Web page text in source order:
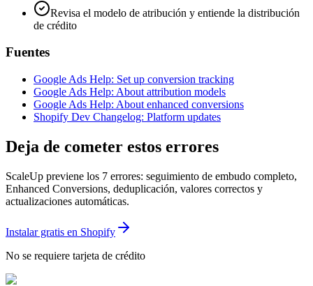
Revisa el modelo de atribución y entiende la distribución
de crédito
Fuentes
Google Ads Help: Set up conversion tracking
Google Ads Help: About attribution models
Google Ads Help: About enhanced conversions
Shopify Dev Changelog: Platform updates
Deja de cometer estos errores
ScaleUp previene los 7 errores: seguimiento de embudo completo,
Enhanced Conversions, deduplicación, valores correctos y
actualizaciones automáticas.
Instalar gratis en Shopify
No se requiere tarjeta de crédito